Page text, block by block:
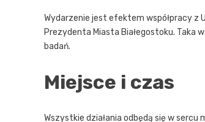
Wydarzenie jest efektem współpracy z
Prezydenta Miasta Białegostoku. Taka
badań.
Miejsce i czas
Wszystkie działania odbędą się w